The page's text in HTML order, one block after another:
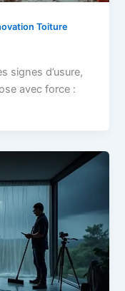
Toiture
signes d’usure,
avec force :